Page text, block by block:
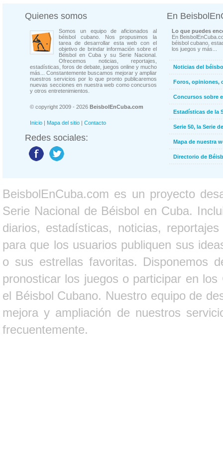
Quienes somos
Somos un equipo de aficionados al
béisbol cubano. Nos propusimos la
tarea de desarrollar esta web con el
objetivo de brindar información sobre el
Béisbol en Cuba y su Serie Nacional.
Ofrecemos noticias, reportajes,
estadísticas, foros de debate, juegos online y mucho
más... Constantemente buscamos mejorar y ampliar
nuestros servicios por lo que pronto publicaremos
nuevas secciones en nuestra web como concursos
y otros entretenimientos.
© copyright 2009 - 2026 BeisbolEnCuba.com
Inicio | Mapa del sitio | Contacto
Redes sociales:
En
Lo que puedes
En
béisbol cubano,
los juegos y más...
Noticias del
Foros, opiniones,
Concursos sobre
Estadísticas de la
Serie 50, la Serie
Mapa de nuestra
Directorio de
BeisbolEnCuba.com es un proyecto
Serie Nacional de Béisbol en Cuba.
diarios, estadísticas, noticias,
para que los usuarios publiquen sus
o sus estrellas favoritas. Disponemos
pronosticar los juegos o participar en
el Béisbol Cubano. Nuestro equipo de
mejora y ampliación de nuestros
frecuentemente.